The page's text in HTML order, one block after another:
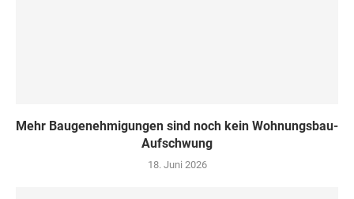
Mehr Baugenehmigungen sind noch kein Wohnungsbau-
Aufschwung
18. Juni 2026